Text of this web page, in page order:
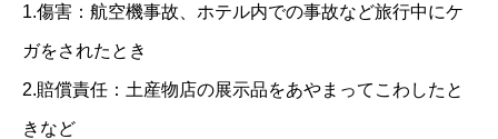
1.傷害： 航空機事故、ホテル内での事故など旅行中にケ
ガをされたとき
2.賠償責任： 土産物店の展示品をあやまってこわしたと
きなど